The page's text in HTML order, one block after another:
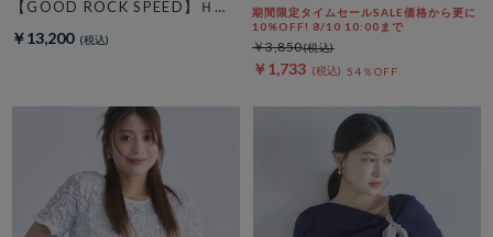
【GOOD ROCK SPEED】ＨＡ
￥13,200
期間限定タイムセールSALE価格から更に
10%OFF! 8/10 10:00まで
￥1,733 54％OFF
￥3,850